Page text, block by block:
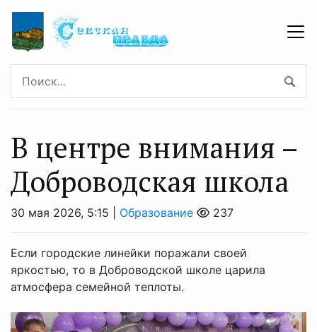
В центре внимания –
Доброводская школа
30 мая 2026, 5:15 | Образование 237
Если городские линейки поражали своей
яркостью, то в Доброводской школе царила
атмосфера семейной теплоты.